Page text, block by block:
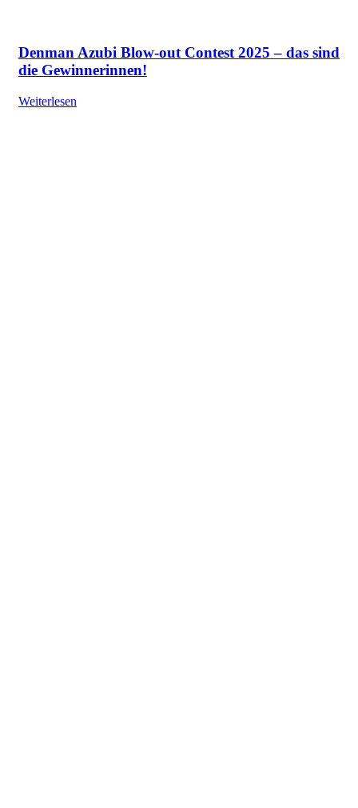
Denman Azubi Blow-out Contest 2025 – das sind
die Gewinnerinnen!
Weiterlesen